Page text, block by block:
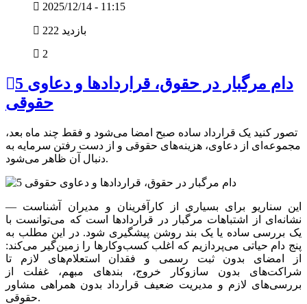
2025/12/14 - 11:15
222 بازدید
2
5 دام مرگبار در حقوق، قراردادها و دعاوی
حقوقی
تصور کنید یک قرارداد ساده صبح امضا می‌شود و فقط چند ماه بعد،
مجموعه‌ای از دعاوی، هزینه‌های حقوقی و از دست رفتن سرمایه به
دنبال آن ظاهر می‌شود.
این سناریو برای بسیاری از کارآفرینان و مدیران آشناست —
نشانه‌ای از اشتباهات مرگبار در قراردادها است که می‌توانست با
یک بررسی ساده یا یک بند روشن پیشگیری شود. در این مطلب به
پنج دام حیاتی می‌پردازیم که اغلب کسب‌وکارها را زمین‌گیر می‌کند:
از امضای بدون ثبت رسمی و فقدان استعلام‌های لازم تا
شراکت‌های بدون سازوکار خروج، بندهای مبهم، غفلت از
بررسی‌های لازم و مدیریت ضعیف قرارداد بدون همراهی مشاور
حقوقی.